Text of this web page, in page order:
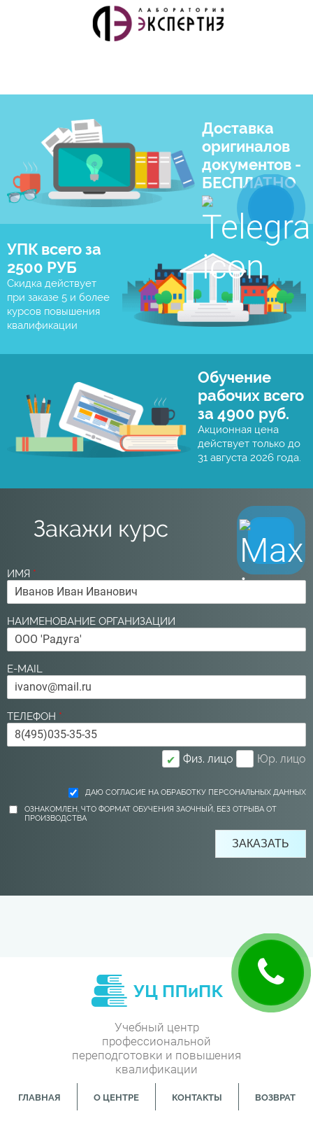
Доставка
оригиналов
документов -
БЕСПЛАТНО
УПК всего за
2500 РУБ
Скидка действует
при заказе 5 и более
курсов повышения
квалификации
Обучение
рабочих всего
за 4900 руб.
Акционная цена
действует только до
31 августа 2026 года.
Закажи курс
ИМЯ *
НАИМЕНОВАНИЕ ОРГАНИЗАЦИИ
E-MAIL
ТЕЛЕФОН *
✔ Физ. лицо Юр. лицо
ДАЮ СОГЛАСИЕ НА ОБРАБОТКУ ПЕРСОНАЛЬНЫХ ДАННЫХ
ОЗНАКОМЛЕН, ЧТО ФОРМАТ ОБУЧЕНИЯ ЗАОЧНЫЙ, БЕЗ ОТРЫВА ОТ
ПРОИЗВОДСТВА
Учебный центр
профессиональной
переподготовки и повышения
квалификации
ГЛАВНАЯ О ЦЕНТРЕ КОНТАКТЫ ВОЗВРАТ